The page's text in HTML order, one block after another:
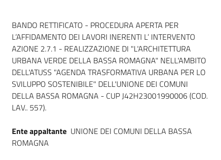
Dati del bando
BANDO RETTIFICATO - PROCEDURA APERTA PER
L’AFFIDAMENTO DEI LAVORI INERENTI L’ INTERVENTO
AZIONE 2.7.1 - REALIZZAZIONE DI "L'ARCHITETTURA
URBANA VERDE DELLA BASSA ROMAGNA" NELL'AMBITO
DELL'ATUSS "AGENDA TRASFORMATIVA URBANA PER LO
SVILUPPO SOSTENIBILE" DELL'UNIONE DEI COMUNI
DELLA BASSA ROMAGNA - CUP J42H23001990006 (COD.
LAV.. 557).
Ente appaltante UNIONE DEI COMUNI DELLA BASSA
ROMAGNA